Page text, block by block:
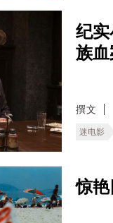
纪
族血
撰文
迷电影
惊